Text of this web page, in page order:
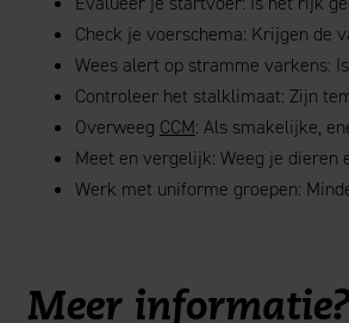
Check je voerschema: Krijgen de
Wees alert op stramme varkens:
Controleer het stalklimaat: Zijn
Overweeg CCM: Als smakelijke,
Meet en vergelijk: Weeg je dieren
Werk met uniforme groepen:
Meer